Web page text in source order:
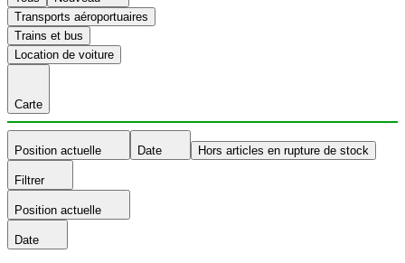
Transports aéroportuaires
Trains et bus
Location de voiture
Carte
Position actuelle Date Hors articles en rupture de stock
Filtrer
Position actuelle
Date